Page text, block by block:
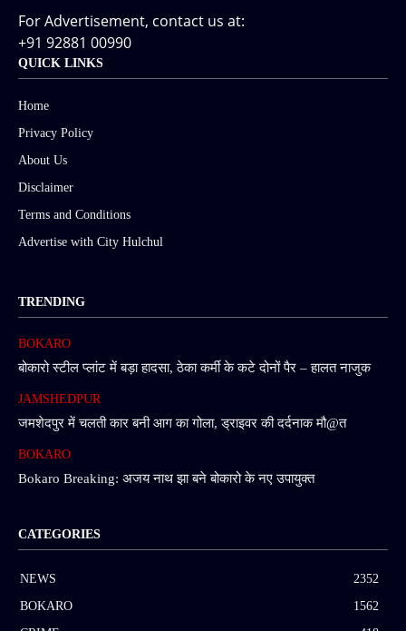
For Advertisement, contact us at:
+91 92881 00990
QUICK LINKS
Home
Privacy Policy
About Us
Disclaimer
Terms and Conditions
Advertise with City Hulchul
TRENDING
BOKARO
बोकारो स्टील प्लांट में बड़ा हादसा, ठेका कर्मी के कटे दोनों पैर – हालत नाजुक
JAMSHEDPUR
जमशेदपुर में चलती कार बनी आग का गोला, ड्राइवर की दर्दनाक मौ@त
BOKARO
Bokaro Breaking: अजय नाथ झा बने बोकारो के नए उपायुक्त
CATEGORIES
NEWS
2352
BOKARO
1562